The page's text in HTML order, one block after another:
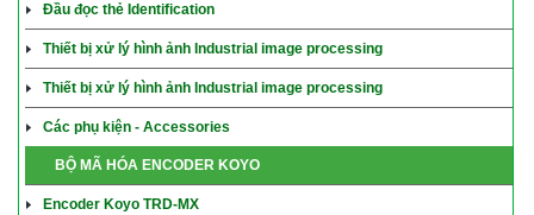
Đầu đọc thẻ Identification
Thiết bị xử lý hình ảnh Industrial image processing
Thiết bị xử lý hình ảnh Industrial image processing
Các phụ kiện - Accessories
BỘ MÃ HÓA ENCODER KOYO
Encoder Koyo TRD-MX